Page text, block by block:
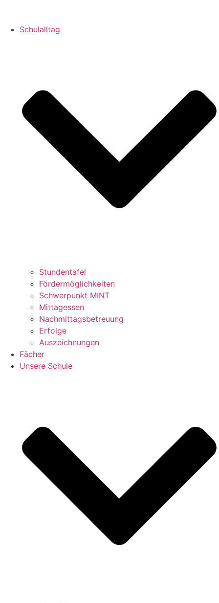
Schulalltag
Stundentafel
Fördermöglichkeiten
Schwerpunkt MINT
Mittagessen
Nachmittagsbetreuung
Erfolge
Auszeichnungen
Fächer
Unsere Schule